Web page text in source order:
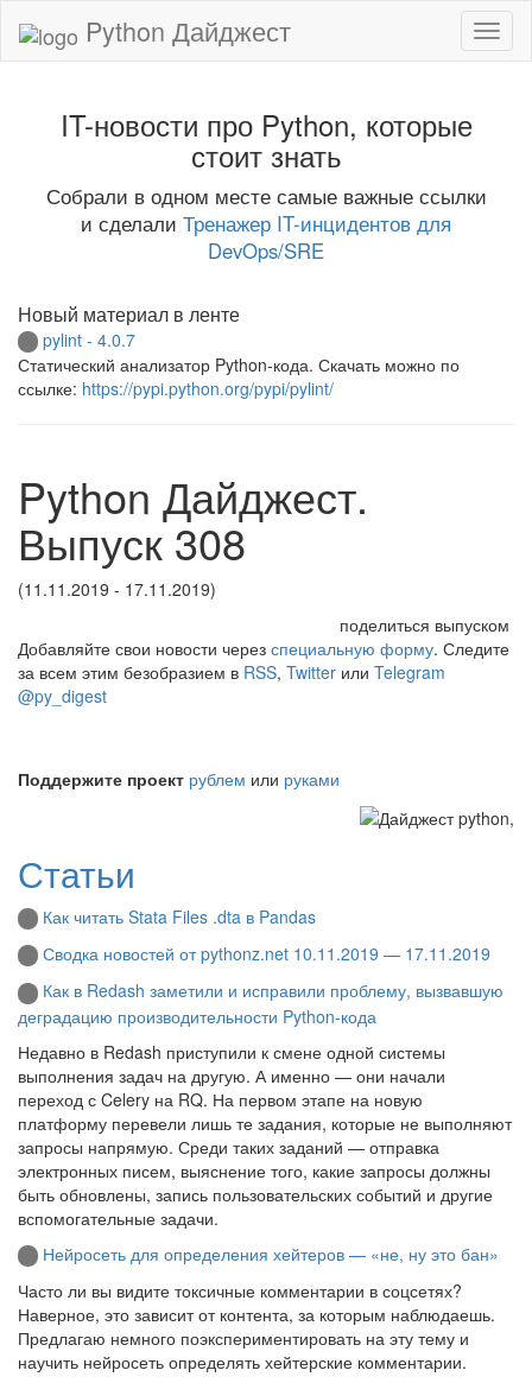
Python Дайджест
IT-новости про Python, которые
стоит знать
Собрали в одном месте самые важные ссылки
и сделали Тренажер IT-инцидентов для
DevOps/SRE
Новый материал в ленте
pylint - 4.0.7
Статический анализатор Python-кода. Скачать можно по
ссылке: https://pypi.python.org/pypi/pylint/
Python Дайджест.
Выпуск 308
(11.11.2019 - 17.11.2019)
поделиться выпуском
Добавляйте свои новости через специальную форму. Следите
за всем этим безобразием в RSS, Twitter или Telegram
@py_digest
Поддержите проект рублем или руками
Статьи
Как читать Stata Files .dta в Pandas
Сводка новостей от pythonz.net 10.11.2019 — 17.11.2019
Как в Redash заметили и исправили проблему, вызвавшую
деградацию производительности Python-кода
Недавно в Redash приступили к смене одной системы
выполнения задач на другую. А именно — они начали
переход с Celery на RQ. На первом этапе на новую
платформу перевели лишь те задания, которые не выполняют
запросы напрямую. Среди таких заданий — отправка
электронных писем, выяснение того, какие запросы должны
быть обновлены, запись пользовательских событий и другие
вспомогательные задачи.
Нейросеть для определения хейтеров — «не, ну это бан»
Часто ли вы видите токсичные комментарии в соцсетях?
Наверное, это зависит от контента, за которым наблюдаешь.
Предлагаю немного поэкспериментировать на эту тему и
научить нейросеть определять хейтерские комментарии.